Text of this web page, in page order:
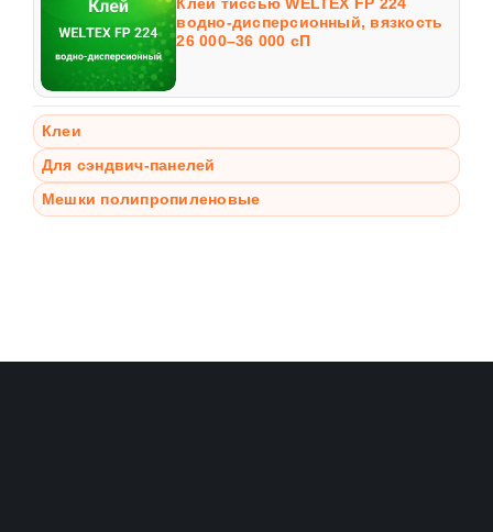
Клей тиссью WELTEX FP 224
водно-дисперсионный, вязкость
26 000–36 000 сП
Клеи
Для сэндвич-панелей
Мешки полипропиленовые